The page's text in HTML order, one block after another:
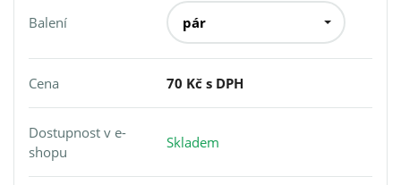
Balení
Cena 70 Kč s DPH
Dostupnost v e-
shopu
Skladem